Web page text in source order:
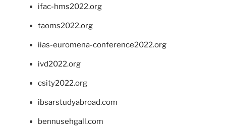
ifac-hms2022.org
taoms2022.org
iias-euromena-conference2022.org
ivd2022.org
csity2022.org
ibsarstudyabroad.com
bennusehgall.com